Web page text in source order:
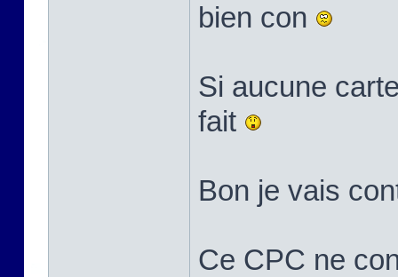
bien con
Si aucune
fait
Bon je vais
Ce CPC ne